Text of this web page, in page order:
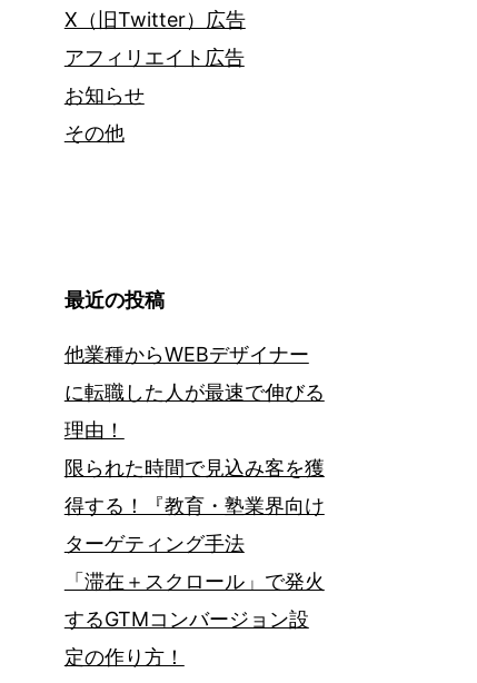
X（旧Twitter）広告
アフィリエイト広告
お知らせ
その他
最近の投稿
他業種からWEBデザイナー
に転職した人が最速で伸びる
理由！
限られた時間で見込み客を獲
得する！『教育・塾業界向け
ターゲティング手法
「滞在＋スクロール」で発火
するGTMコンバージョン設
定の作り方！